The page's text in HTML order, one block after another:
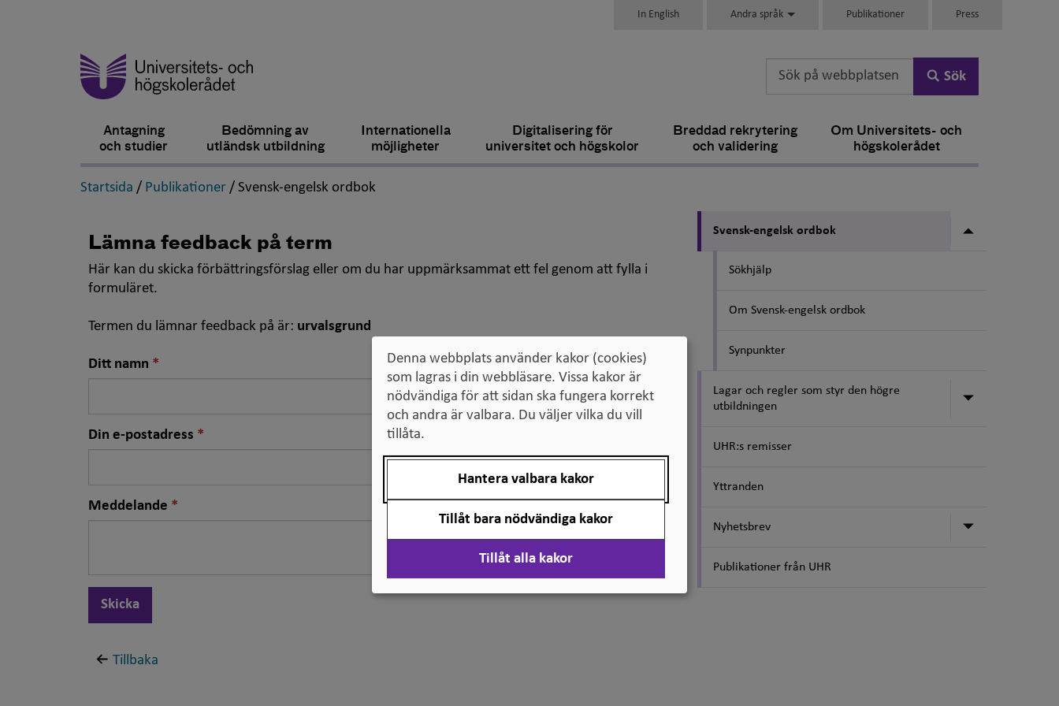
In English Andra språk Publikationer Press
Sök
Antagning
och studier
Bedömning av
utländsk utbildning
Internationella
möjligheter
Digitalisering för
universitet och högskolor
Breddad rekrytering
och validering
Om Universitets- och
högskolerådet
Startsida ,
/ Publikationer ,
/ Svensk-engelsk ordbok
Lämna feedback på term
Här kan du skicka förbättringsförslag eller om du har uppmärksammat ett fel genom att fylla i
formuläret.
Termen du lämnar feedback på är: urvalsgrund
Ditt namn Nödvändigt
fält
Din e-postadress Nödvändigt
fält
Meddelande Nödvändigt
fält
Skicka
Tillbaka
Svensk-engelsk ordbok Undermeny
Sökhjälp
Om Svensk-engelsk ordbok
Synpunkter
Lagar och regler som styr den högre
utbildningen
Undermeny
UHR:s remisser
Yttranden
Nyhetsbrev Undermeny
Publikationer från UHR
Denna webbplats använder kakor (cookies)
som lagras i din webbläsare. Vissa kakor är
nödvändiga för att sidan ska fungera korrekt
och andra är valbara. Du väljer vilka du vill
tillåta.
Hantera valbara kakor
Tillåt bara nödvändiga kakor
Tillåt alla kakor